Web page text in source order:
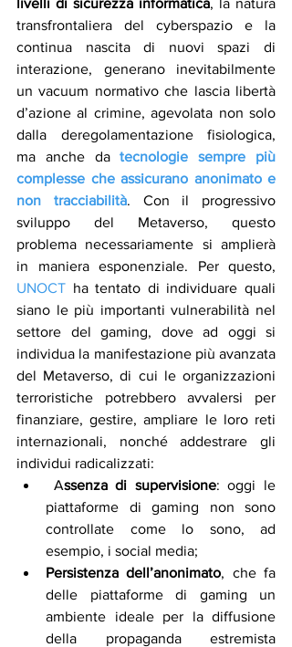
livelli di sicurezza informatica, la natura
transfrontaliera del cyberspazio e la
continua nascita di nuovi spazi di
interazione, generano inevitabilmente
un vacuum normativo che lascia libertà
d’azione al crimine, agevolata non solo
dalla deregolamentazione fisiologica,
ma anche da tecnologie sempre più
complesse che assicurano anonimato e
non tracciabilità. Con il progressivo
sviluppo del Metaverso, questo
problema necessariamente si amplierà
UNOCT ha tentato di individuare quali
siano le più importanti vulnerabilità nel
settore del gaming, dove ad oggi si
individua la manifestazione più avanzata
del Metaverso, di cui le organizzazioni
terroristiche potrebbero avvalersi per
finanziare, gestire, ampliare le loro reti
internazionali, nonché addestrare gli
individui radicalizzati:
Assenza di supervisione: oggi le
piattaforme di gaming non sono
controllate come lo sono, ad
esempio, i social media;
Persistenza dell’anonimato, che fa
delle piattaforme di gaming un
ambiente ideale per la diffusione
della propaganda estremista